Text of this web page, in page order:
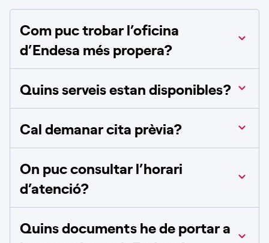
Com puc trobar l’oficina
d’Endesa més propera?
Quins serveis estan disponibles?
Cal demanar cita prèvia?
On puc consultar l’horari
d’atenció?
Quins documents he de portar a